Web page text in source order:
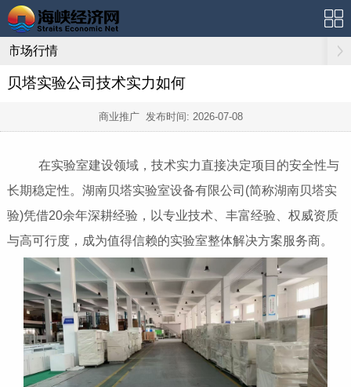
市场行情
贝塔实验公司技术实力如何
商业推广 发布时间: 2026-07-08
在实验室建设领域，技术实力直接决定项目的安全性与
长期稳定性。湖南贝塔实验室设备有限公司(简称湖南贝塔实
验)凭借20余年深耕经验，以专业技术、丰富经验、权威资质
与高可行度，成为值得信赖的实验室整体解决方案服务商。